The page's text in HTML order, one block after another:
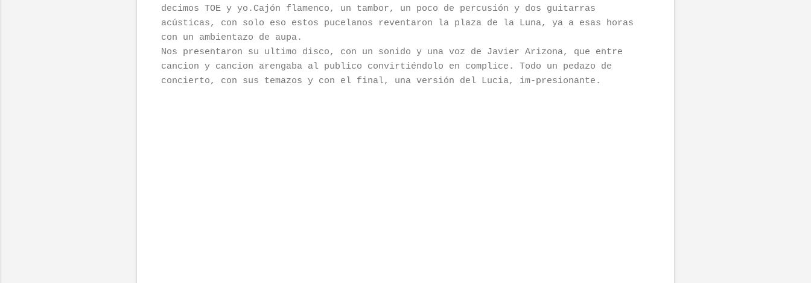
decimos TOE y yo.Cajón flamenco, un tambor, un poco de percusión y dos guitarras
acústicas, con solo eso estos pucelanos reventaron la plaza de la Luna, ya a esas horas
con un ambientazo de aupa.
Nos presentaron su ultimo disco, con un sonido y una voz de Javier Arizona, que entre
cancion y cancion arengaba al publico convirtiéndolo en complice. Todo un pedazo de
concierto, con sus temazos y con el final, una versión del Lucia, im-presionante.